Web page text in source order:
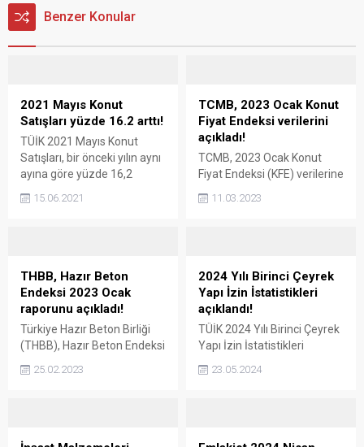
Benzer Konular
2021 Mayıs Konut
Satışları yüzde 16.2 arttı!
TÜİK 2021 Mayıs Konut
Satışları, bir önceki yılın aynı
ayına göre yüzde 16,2
satışı da yüzde 106,5 arttı.
Mayıs konut satışları 59 bin
166 oldu Türkiye İstatistik
Kurumu (TÜİK) 2021 yılı
İstatistiklerine göre, 2021...
15.06.2021
TCMB, 2023 Ocak Konut
Fiyat Endeksi verilerini
açıkladı!
TCMB, 2023 Ocak Konut
Fiyat Endeksi (KFE) verilerine
ayında konut fiyatları yıllık
Fiyat Endeksi verilerini
açıkladı Türkiye Cumhuriyet
Merkez Bankası (TCMB),
Türkiye konut piyasasındaki
fiyatların değişimlerinin
takip edilmesi amacıyla
oluşturulan Konut Fiyat
11.03.2023
THBB, Hazır Beton
Endeksi 2023 Ocak
raporunu açıkladı!
Türkiye Hazır Beton Birliği
(THBB), Hazır Beton Endeksi
yayınladı. Endekslerin geçen
başlamadığını
25.02.2023
2024 Yılı Birinci Çeyrek
Yapı İzin İstatistikleri
açıklandı!
TÜİK 2024 Yılı Birinci Çeyrek
Yapı İzin İstatistikleri
göre, Ocak-Mart döneminde
gelecekte hareketlenecek
23.05.2024